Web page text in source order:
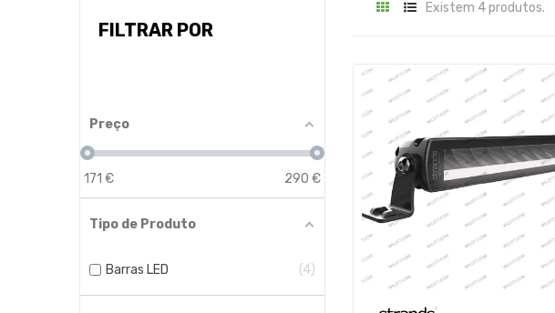
FILTRAR POR
Preço
171 € 290 €
Tipo de Produto
Barras LED 4
Existem 4 produtos.